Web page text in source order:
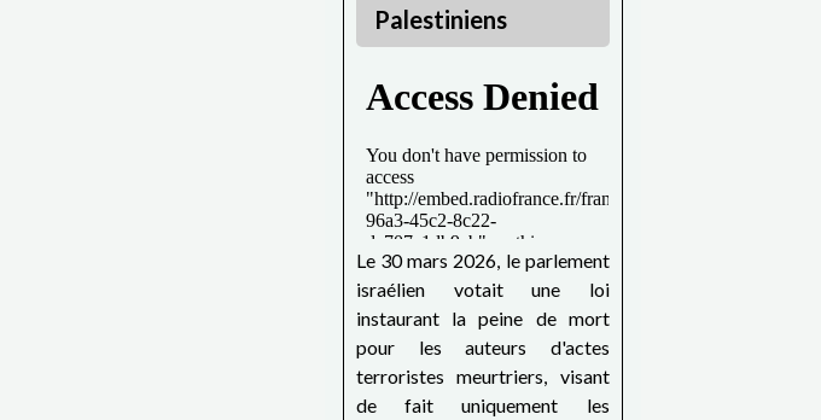
Palestiniens
Le 30 mars 2026, le parlement
israélien votait une loi
instaurant la peine de mort
pour les auteurs d'actes
terroristes meurtriers, visant
de fait uniquement les